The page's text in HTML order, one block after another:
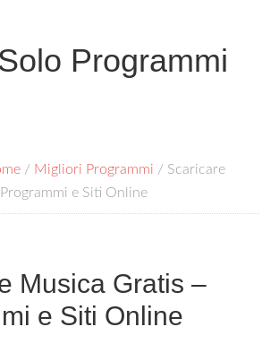
Programmi
/ Migliori Programmi / Scaricare
e Siti Online
Musica Gratis –
e Siti Online